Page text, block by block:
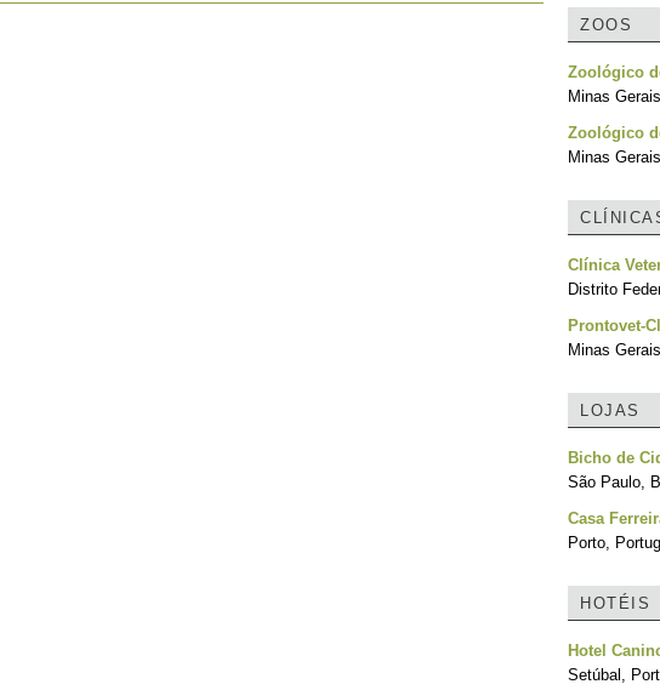
ZOOS
Zoológico
Minas
Zoológico
Minas
Clínica
Distrito
Prontovet-
Minas
LOJAS
Bicho de
São Paulo,
Casa
Porto,
HOTÉIS
Hotel
Setúbal,